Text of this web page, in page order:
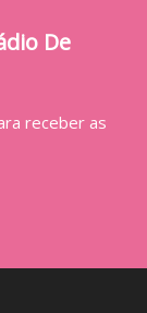
De
receber as